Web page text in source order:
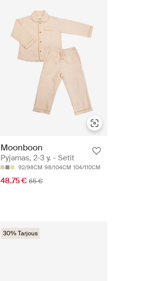
Moonboon
Pyjamas, 2-3 y. - Setit
92/98CM 98/104CM 104/110CM
48.75 € 65 €
30% Tarjous